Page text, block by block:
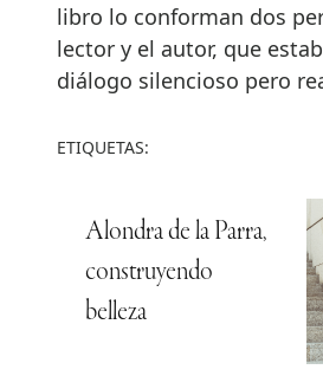
libro lo conforman dos
lector y el autor, que
diálogo silencioso pero
ETIQUETAS:
Alondra de la Parra,
construyendo
belleza